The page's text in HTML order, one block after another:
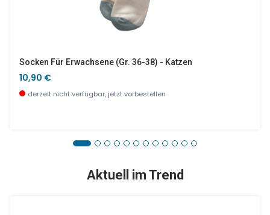
Socken Für Erwachsene (Gr. 36-38) - Katzen
10,90 €
derzeit nicht verfügbar, jetzt vorbestellen
Aktuell im Trend